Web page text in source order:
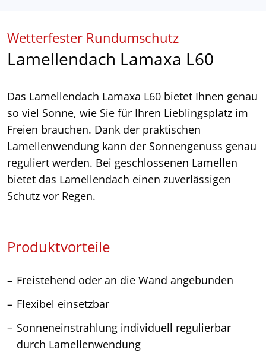
Wetterfester Rundumschutz
Lamellendach Lamaxa L60
Das Lamellendach Lamaxa L60 bietet Ihnen genau
so viel Sonne, wie Sie für Ihren Lieblingsplatz im
Freien brauchen. Dank der praktischen
Lamellenwendung kann der Sonnengenuss genau
reguliert werden. Bei geschlossenen Lamellen
bietet das Lamellendach einen zuverlässigen
Schutz vor Regen.
Produktvorteile
Freistehend oder an die Wand angebunden
Flexibel einsetzbar
Sonneneinstrahlung individuell regulierbar
durch Lamellenwendung